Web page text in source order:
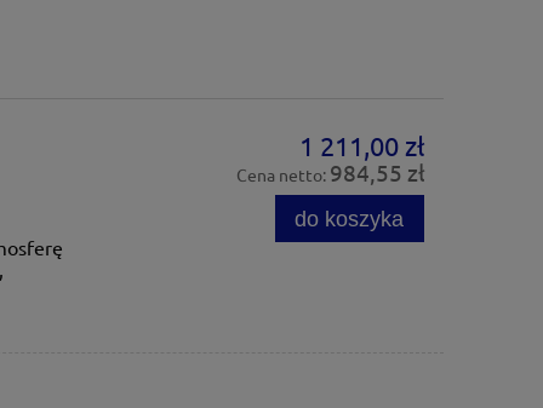
1 211,00 zł
Cena netto: 984,55 zł
do koszyka